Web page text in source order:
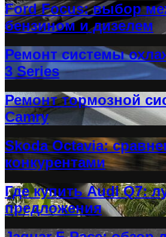
Ford Focus: выбор
бензином и дизелем
Ремонт системы
3 Series
Ремонт тормозной
Camry
Skoda Octavia:
конкурентами
Где купить Audi Q7:
предложения